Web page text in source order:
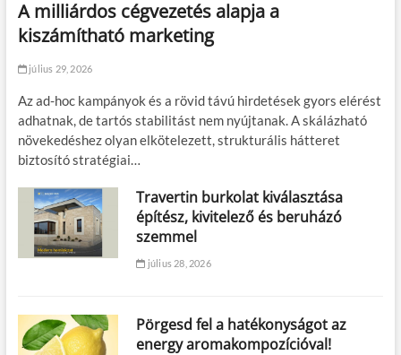
A milliárdos cégvezetés alapja a
kiszámítható marketing
július 29, 2026
Az ad-hoc kampányok és a rövid távú hirdetések gyors elérést
adhatnak, de tartós stabilitást nem nyújtanak. A skálázható
növekedéshez olyan elkötelezett, strukturális hátteret
biztosító stratégiai…
Travertin burkolat kiválasztása
építész, kivitelező és beruházó
szemmel
július 28, 2026
Pörgesd fel a hatékonyságot az
energy aromakompozícióval!